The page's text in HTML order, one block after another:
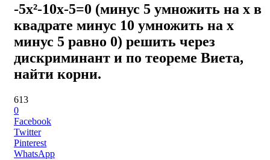
-5x²-10x-5=0 (минус 5 умножить на x в
квадрате минус 10 умножить на x
минус 5 равно 0) решить через
дискриминант и по теореме Виета,
найти корни.
613
0
Facebook
Twitter
Pinterest
WhatsApp